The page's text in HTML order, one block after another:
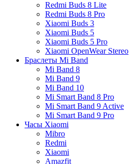
Redmi Buds 8 Lite
Redmi Buds 8 Pro
Xiaomi Buds 3
Xiaomi Buds 5
Xiaomi Buds 5 Pro
Xiaomi OpenWear Stereo
Браслеты Mi Band
Mi Band 8
Mi Band 9
Mi Band 10
Mi Smart Band 8 Pro
Mi Smart Band 9 Active
Mi Smart Band 9 Pro
Часы Xiaomi
Mibro
Redmi
Xiaomi
Amazfit